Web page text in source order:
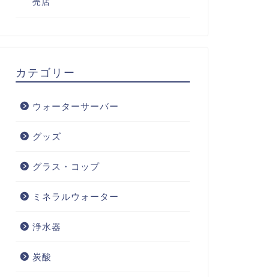
売店
カテゴリー
ウォーターサーバー
グッズ
グラス・コップ
ミネラルウォーター
浄水器
炭酸